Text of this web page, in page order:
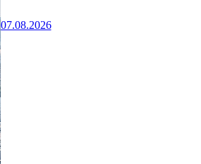
07.08.2026